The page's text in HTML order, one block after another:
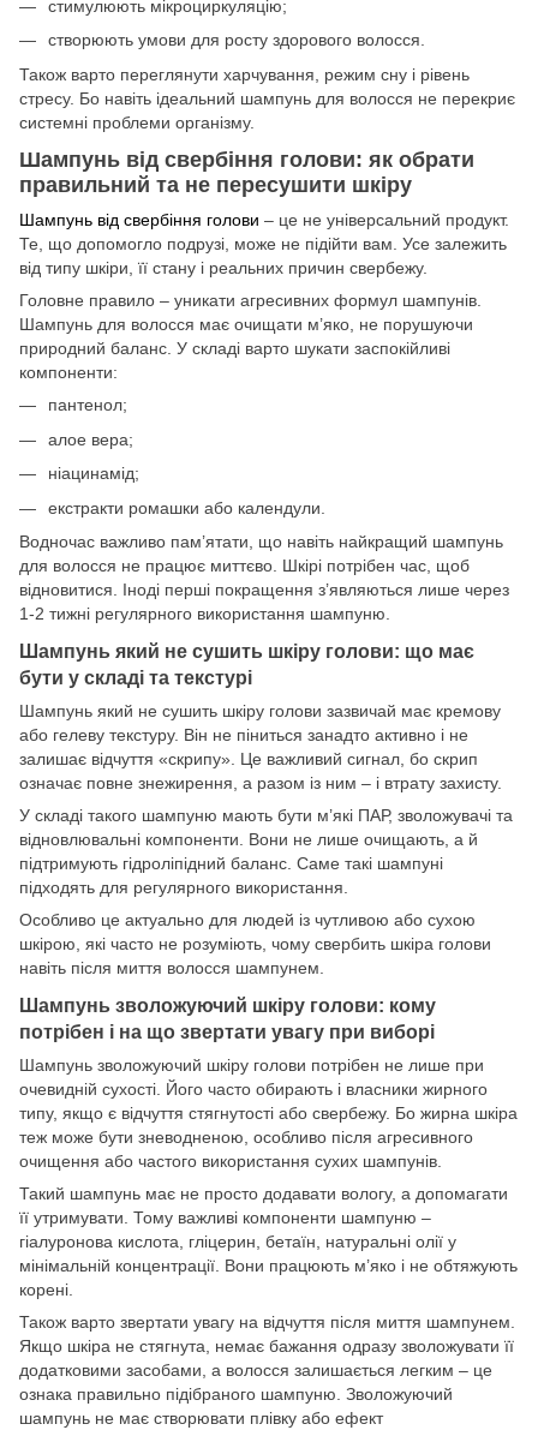
стимулюють мікроциркуляцію;
створюють умови для росту здорового волосся.
Також варто переглянути харчування, режим сну і рівень
стресу. Бо навіть ідеальний шампунь для волосся не перекриє
системні проблеми організму.
Шампунь від свербіння голови: як обрати
правильний та не пересушити шкіру
Шампунь від свербіння голови – це не універсальний продукт.
Те, що допомогло подрузі, може не підійти вам. Усе залежить
від типу шкіри, її стану і реальних причин свербежу.
Головне правило – уникати агресивних формул шампунів.
Шампунь для волосся має очищати м’яко, не порушуючи
природний баланс. У складі варто шукати заспокійливі
компоненти:
пантенол;
алое вера;
ніацинамід;
екстракти ромашки або календули.
Водночас важливо пам’ятати, що навіть найкращий шампунь
для волосся не працює миттєво. Шкірі потрібен час, щоб
відновитися. Іноді перші покращення з’являються лише через
1-2 тижні регулярного використання шампуню.
Шампунь який не сушить шкіру голови: що має
бути у складі та текстурі
Шампунь який не сушить шкіру голови зазвичай має кремову
або гелеву текстуру. Він не піниться занадто активно і не
залишає відчуття «скрипу». Це важливий сигнал, бо скрип
означає повне знежирення, а разом із ним – і втрату захисту.
У складі такого шампуню мають бути м’які ПАР, зволожувачі та
відновлювальні компоненти. Вони не лише очищають, а й
підтримують гідроліпідний баланс. Саме такі шампуні
підходять для регулярного використання.
Особливо це актуально для людей із чутливою або сухою
шкірою, які часто не розуміють, чому свербить шкіра голови
навіть після миття волосся шампунем.
Шампунь зволожуючий шкіру голови: кому
потрібен і на що звертати увагу при виборі
Шампунь зволожуючий шкіру голови потрібен не лише при
очевидній сухості. Його часто обирають і власники жирного
типу, якщо є відчуття стягнутості або свербежу. Бо жирна шкіра
теж може бути зневодненою, особливо після агресивного
очищення або частого використання сухих шампунів.
Такий шампунь має не просто додавати вологу, а допомагати
її утримувати. Тому важливі компоненти шампуню –
гіалуронова кислота, гліцерин, бетаїн, натуральні олії у
мінімальній концентрації. Вони працюють м’яко і не обтяжують
корені.
Також варто звертати увагу на відчуття після миття шампунем.
Якщо шкіра не стягнута, немає бажання одразу зволожувати її
додатковими засобами, а волосся залишається легким – це
ознака правильно підібраного шампуню. Зволожуючий
шампунь не має створювати плівку або ефект